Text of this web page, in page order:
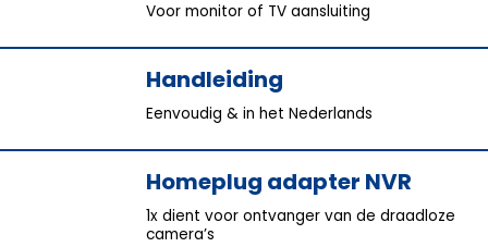
Voor monitor of TV aansluiting
Handleiding
Eenvoudig & in het Nederlands
Homeplug adapter NVR
1x dient voor ontvanger van de draadloze
camera’s